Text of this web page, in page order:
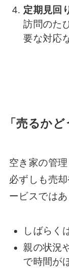
定期見回
訪問のた
要な対応
「売るか
空き家の管理
必ずしも売
ービスではあ
しばらく
親の状況
で時間が